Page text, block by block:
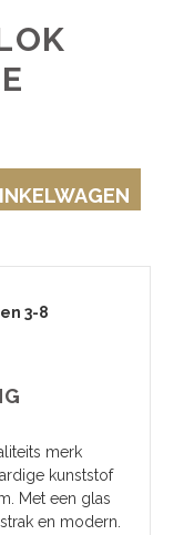
3-8
merk
kunststof
Met een glas
en modern.